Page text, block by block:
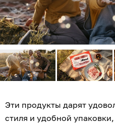
Эти продукты дарят
стиля и удобной